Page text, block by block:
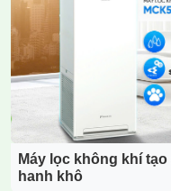
Máy lọc không khí
hanh khô